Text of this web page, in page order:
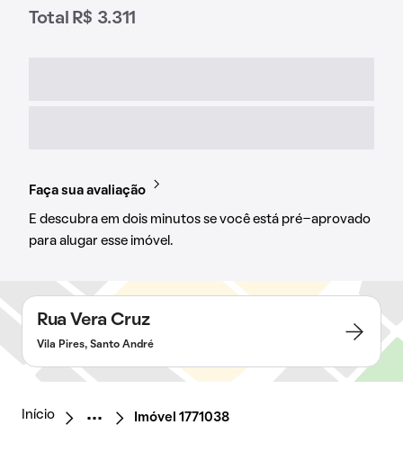
Total R$ 3.311
Faça sua avaliação
E descubra em dois minutos se você está pré-aprovado
para alugar esse imóvel.
Rua Vera Cruz
Vila Pires, Santo André
Início Imóvel 1771038